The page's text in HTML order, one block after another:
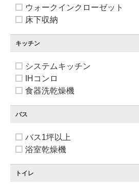
ウォークインクローゼット
床下収納
キッチン
システムキッチン
IHコンロ
食器洗乾燥機
バス
バス1坪以上
浴室乾燥機
トイレ